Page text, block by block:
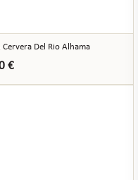
Del Rio Alhama
€